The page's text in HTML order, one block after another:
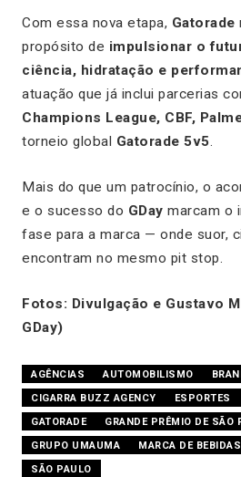
Com essa nova etapa, Gatorade
propósito de impulsionar o
ciência, hidratação e
atuação que já inclui parcerias
Champions League, CBF,
torneio global Gatorade 5v5.
Mais do que um patrocínio, o
e o sucesso do GDay marcam o
fase para a marca — onde suor,
encontram no mesmo pit stop.
Fotos: Divulgação e Gustavo
GDay)
AGÊNCIAS AUTOMOBILISMO
CIGARRA BUZZ AGENCY
ESPORTES
GATORADE
GRANDE PRÊMIO DE SÃO
GRUPO UMAUMA
MARCA DE BEBIDAS
SÃO PAULO